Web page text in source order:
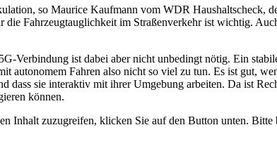
so Maurice Kaufmann vom WDR Haushaltscheck,
die Fahrzeugtauglichkeit im Straßenverkehr ist wichtig.
Verbindung ist dabei aber nicht unbedingt nötig. Ein
autonomem Fahren also nicht so viel zu tun. Es ist gut,
dass sie interaktiv mit ihrer Umgebung arbeiten. Da ist
können.
Inhalt zuzugreifen, klicken Sie auf den Button unten. Bitte